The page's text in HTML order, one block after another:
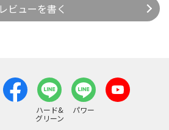
レビューを書く
ハード&
グリーン
パワー